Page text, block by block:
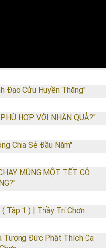
Đạo Cửu Huyền Thăng"
HỢP VỚI NHÂN QUẢ?"
Chia Sẻ Đầu Năm"
MÙNG MỘT TẾT CÓ
Tập 1 ) | Thầy Trí Chơn
Tượng Đức Phật Thích Ca